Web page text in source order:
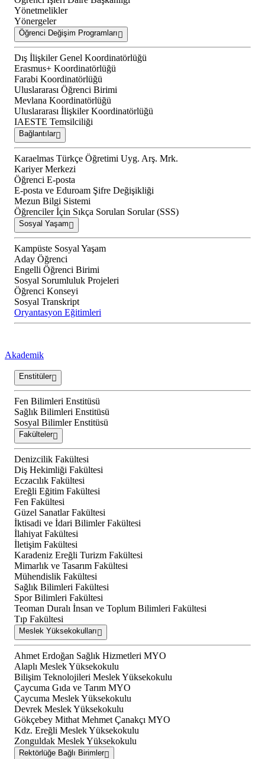
Yönetmelikler
Yönergeler
Öğrenci Değişim Programları
Dış İlişkiler Genel Koordinatörlüğü
Erasmus+ Koordinatörlüğü
Farabi Koordinatörlüğü
Uluslararası Öğrenci Birimi
Mevlana Koordinatörlüğü
Uluslararası İlişkiler Koordinatörlüğü
IAESTE Temsilciliği
Bağlantılar
Karaelmas Türkçe Öğretimi Uyg. Arş. Mrk.
Kariyer Merkezi
Öğrenci E-posta
E-posta ve Eduroam Şifre Değişikliği
Mezun Bilgi Sistemi
Öğrenciler İçin Sıkça Sorulan Sorular (SSS)
Sosyal Yaşam
Kampüste Sosyal Yaşam
Aday Öğrenci
Engelli Öğrenci Birimi
Sosyal Sorumluluk Projeleri
Öğrenci Konseyi
Sosyal Transkript
Oryantasyon Eğitimleri
Akademik
Enstitüler
Fen Bilimleri Enstitüsü
Sağlık Bilimleri Enstitüsü
Sosyal Bilimler Enstitüsü
Fakülteler
Denizcilik Fakültesi
Diş Hekimliği Fakültesi
Eczacılık Fakültesi
Ereğli Eğitim Fakültesi
Fen Fakültesi
Güzel Sanatlar Fakültesi
İktisadi ve İdari Bilimler Fakültesi
İlahiyat Fakültesi
İletişim Fakültesi
Karadeniz Ereğli Turizm Fakültesi
Mimarlık ve Tasarım Fakültesi
Mühendislik Fakültesi
Sağlık Bilimleri Fakültesi
Spor Bilimleri Fakültesi
Teoman Duralı İnsan ve Toplum Bilimleri Fakültesi
Tıp Fakültesi
Meslek Yüksekokulları
Ahmet Erdoğan Sağlık Hizmetleri MYO
Alaplı Meslek Yüksekokulu
Bilişim Teknolojileri Meslek Yüksekokulu
Çaycuma Gıda ve Tarım MYO
Çaycuma Meslek Yüksekokulu
Devrek Meslek Yüksekokulu
Gökçebey Mithat Mehmet Çanakçı MYO
Kdz. Ereğli Meslek Yüksekokulu
Zonguldak Meslek Yüksekokulu
Rektörlüğe Bağlı Birimler